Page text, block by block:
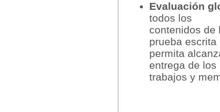
Evaluación
todos los
contenidos de
prueba escrita
permita
entrega de los
trabajos y